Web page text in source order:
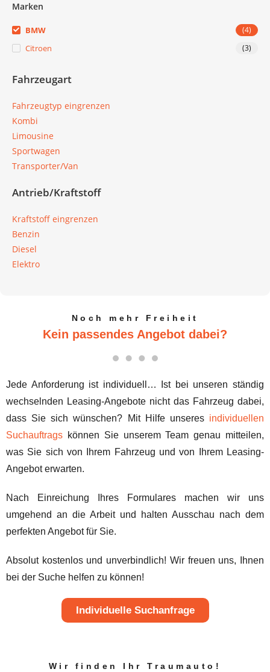
Marken
BMW (4)
Citroen (3)
Fahrzeugart
Fahrzeugtyp eingrenzen
Kombi
Limousine
Sportwagen
Transporter/Van
Antrieb/Kraftstoff
Kraftstoff eingrenzen
Benzin
Diesel
Elektro
Noch mehr Freiheit
Kein passendes Angebot dabei?
Jede Anforderung ist individuell… Ist bei unseren ständig
wechselnden Leasing-Angebote nicht das Fahrzeug dabei,
dass Sie sich wünschen? Mit Hilfe unseres individuellen
Suchauftrags können Sie unserem Team genau mitteilen,
was Sie sich von Ihrem Fahrzeug und von Ihrem Leasing-
Angebot erwarten.
Nach Einreichung Ihres Formulares machen wir uns
umgehend an die Arbeit und halten Ausschau nach dem
perfekten Angebot für Sie.
Absolut kostenlos und unverbindlich! Wir freuen uns, Ihnen
bei der Suche helfen zu können!
Individuelle Suchanfrage
Wir finden Ihr Traumauto!